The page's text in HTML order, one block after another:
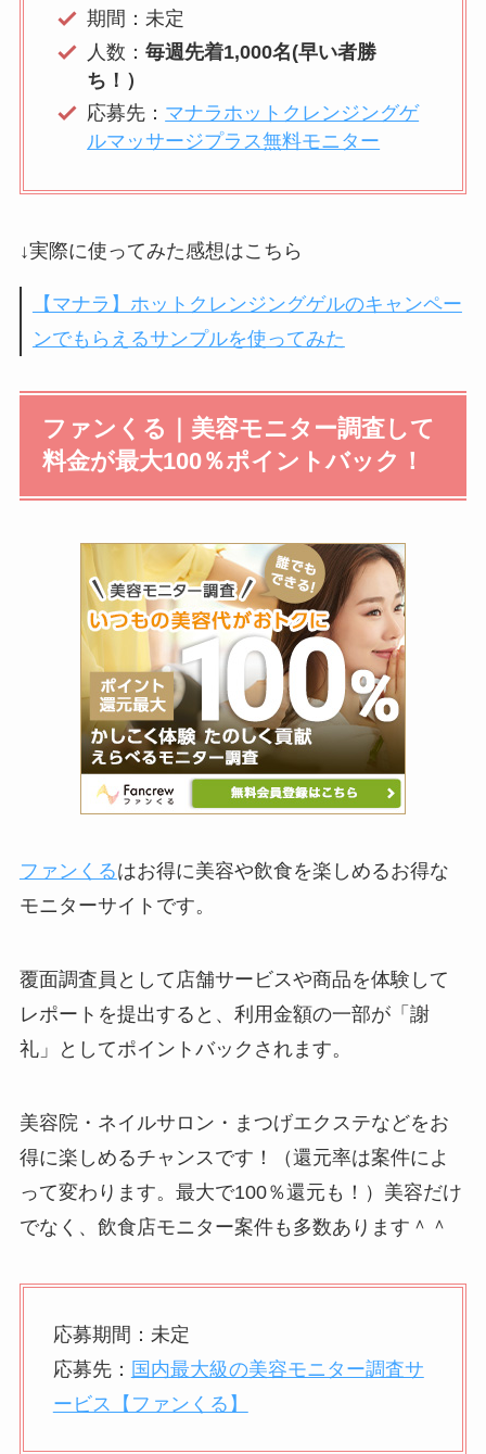
期間：未定
人数：毎週先着1,000名(早い者勝
ち！）
応募先： マナラホットクレンジングゲ
ルマッサージプラス無料モニター
↓実際に使ってみた感想はこちら
【マナラ】ホットクレンジングゲルのキャンペー
ンでもらえるサンプルを使ってみた
ファンくる｜美容モニター調査して
料金が最大100％ポイントバック！
ファンくるはお得に美容や飲食を楽しめるお得な
モニターサイトです。
覆面調査員として店舗サービスや商品を体験して
レポートを提出すると、利用金額の一部が「謝
礼」としてポイントバックされます。
美容院・ネイルサロン・まつげエクステなどをお
得に楽しめるチャンスです！（還元率は案件によ
って変わります。最大で100％還元も！）美容だけ
でなく、飲食店モニター案件も多数あります＾＾
応募期間：未定
応募先： 国内最大級の美容モニター調査サ
ービス【ファンくる】